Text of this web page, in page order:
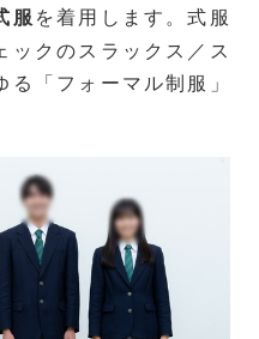
服を着用します。式服
ックのスラックス／ス
「フォーマル制服」